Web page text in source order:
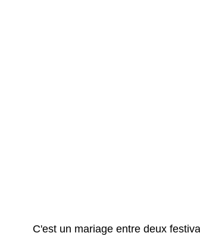
C'est un mariage entre deux